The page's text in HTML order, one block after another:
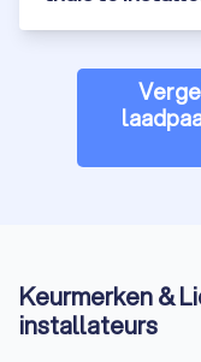
Keurmerken &
installateurs